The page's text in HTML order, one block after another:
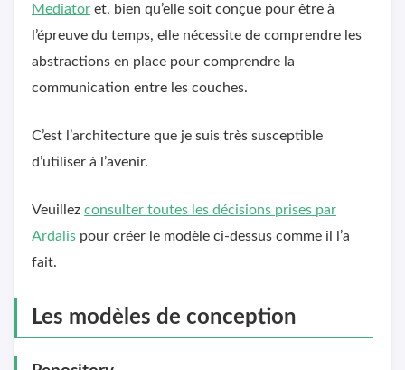
Mediator et, bien qu’elle soit conçue pour être à
l’épreuve du temps, elle nécessite de comprendre les
abstractions en place pour comprendre la
communication entre les couches.
C’est l’architecture que je suis très susceptible
d’utiliser à l’avenir.
Veuillez consulter toutes les décisions prises par
Ardalis pour créer le modèle ci-dessus comme il l’a
fait.
Les modèles de conception